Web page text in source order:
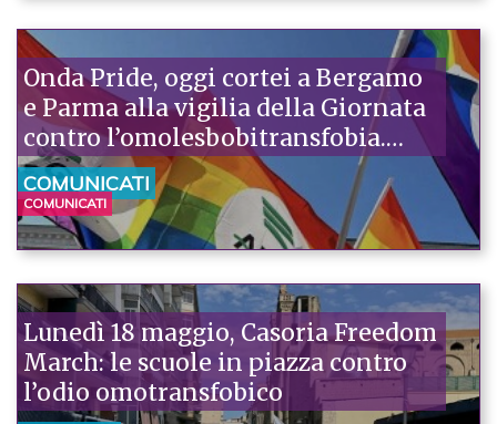
Onda Pride, oggi cortei a Bergamo
e Parma alla vigilia della Giornata
contro l’omolesbobitransfobia.
Piazzoni: “I Pride sono l’antidoto e
la risposta all’odio”
COMUNICATI
COMUNICATI
Lunedì 18 maggio, Casoria Freedom
March: le scuole in piazza contro
l’odio omotransfobico